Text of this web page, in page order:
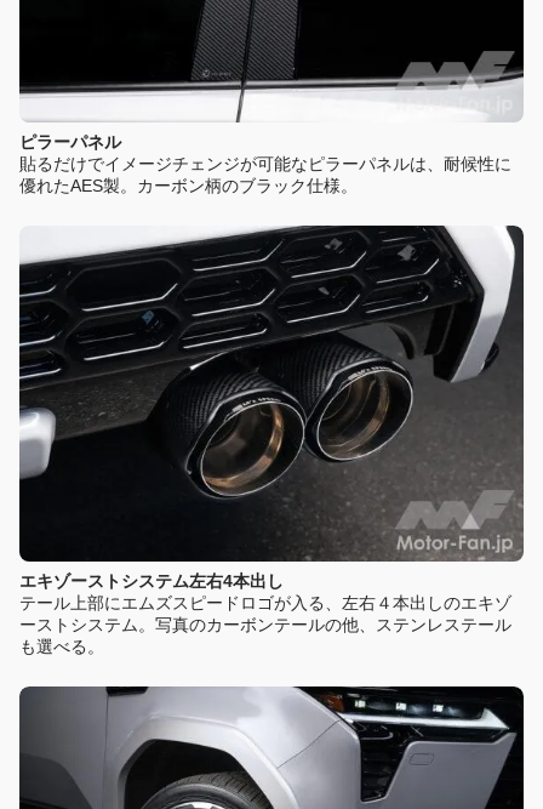
ピラーパネル
貼るだけでイメージチェンジが可能なピラーパネルは、耐候性に
優れたAES製。カーボン柄のブラック仕様。
エキゾーストシステム左右4本出し
テール上部にエムズスピードロゴが入る、左右４本出しのエキゾ
ーストシステム。写真のカーボンテールの他、ステンレステール
も選べる。